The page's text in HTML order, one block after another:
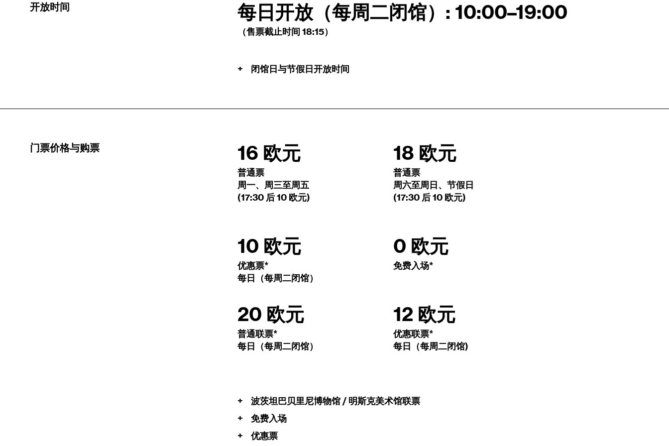
开放时间 每日开放（每周二闭馆）: 10:00–19:00
（售票截止时间 18:15）
+ 闭馆日与节假日开放时间
门票价格与购票 16 欧元
普通票
周一、周三至周五
(17:30 后 10 欧元)
18 欧元
普通票
周六至周日、节假日
(17:30 后 10 欧元)
10 欧元
优惠票*
每日（每周二闭馆）
0 欧元
免费入场*
20 欧元
普通联票*
每日（每周二闭馆）
12 欧元
优惠联票*
每日（每周二闭馆)
+
波茨坦巴贝里尼博物馆 / 明斯克美术馆联票
+
免费入场
+
优惠票